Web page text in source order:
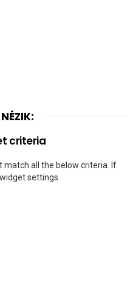
criteria
match all the below criteria. If
settings.